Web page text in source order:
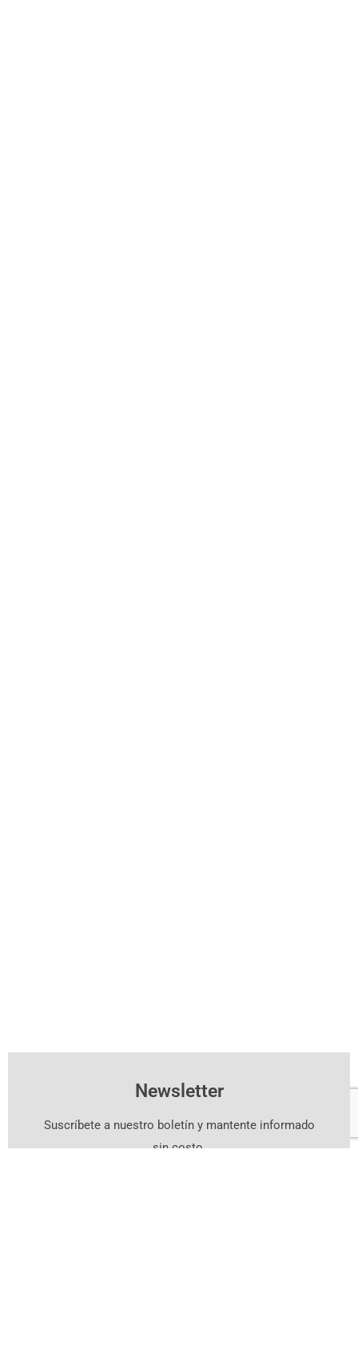
Newsletter
Suscríbete a nuestro boletín y mantente informado
sin costo.